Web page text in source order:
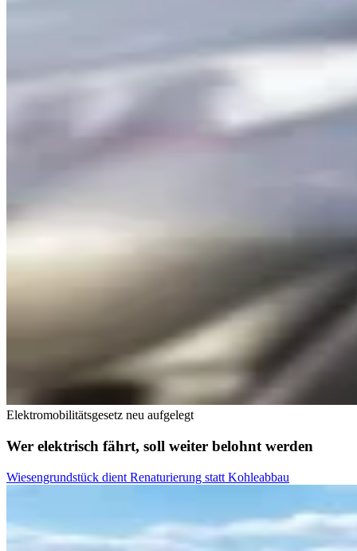
Elektromobilitätsgesetz neu aufgelegt
Wer elektrisch fährt, soll weiter belohnt werden
Wiesengrundstück dient Renaturierung statt Kohleabbau